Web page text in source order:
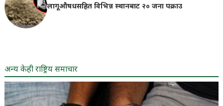
लागूऔषधसहित विभिन्न स्थानबाट २० जना पक्राउ
अन्य केही राष्ट्रिय समाचार